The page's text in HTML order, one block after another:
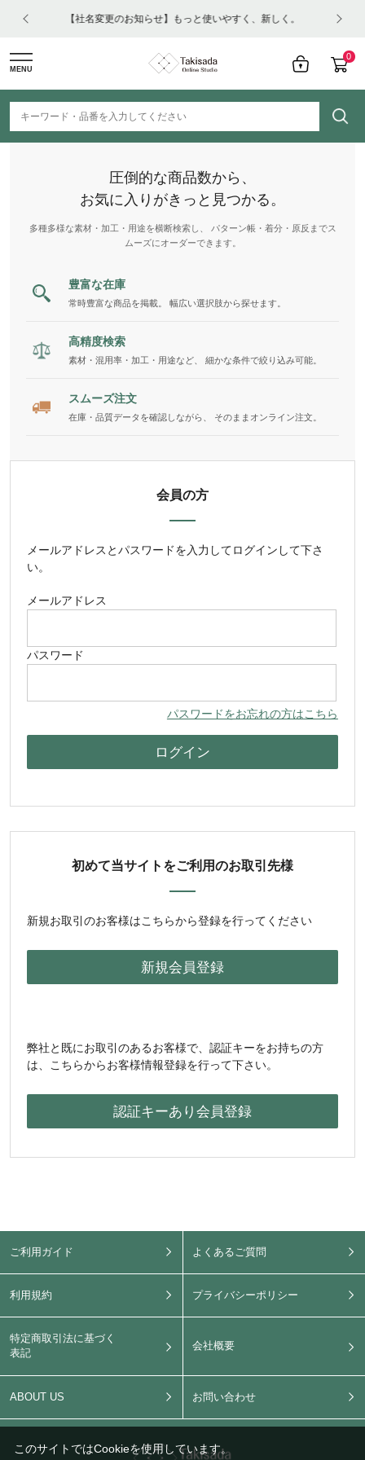
【社名変更のお知らせ】もっと使いやすく、新しく。
0
MENU
圧倒的な商品数から、
お気に入りがきっと見つかる。
多種多様な素材・加工・用途を横断検索し、 パターン帳・着分・原反までス
ムーズにオーダーできます。
豊富な在庫
常時豊富な商品を掲載。 幅広い選択肢から探せます。
高精度検索
素材・混用率・加工・用途など、 細かな条件で絞り込み可能。
スムーズ注文
在庫・品質データを確認しながら、 そのままオンライン注文。
会員の方
メールアドレス とパスワードを入力してログインして下さ
い。
メールアドレス
パスワード
パスワードをお忘れの方はこちら
初めて当サイトをご利用のお取引先様
新規お取引のお客様はこちらから登録を行ってください
弊社と既にお取引のあるお客様で、認証キーをお持ちの方
は、こちらからお客様情報登録を行って下さい。
ご利用ガイド よくあるご質問
利用規約 プライバシーポリシー
特定商取引法に基づく
表記
会社概要
ABOUT US お問い合わせ
このサイトではCookieを使用しています。